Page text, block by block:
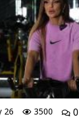
26 3500
0